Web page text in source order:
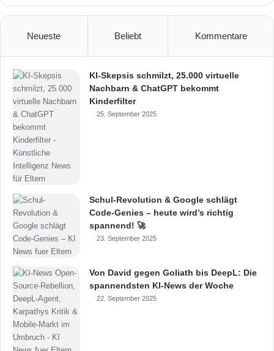
Neueste Beliebt Kommentare
KI-Skepsis schmilzt, 25.000 virtuelle
Nachbarn & ChatGPT bekommt
Kinderfilter
25. September 2025
Schul-Revolution & Google schlägt
Code-Genies – heute wird’s richtig
spannend! 🚀
23. September 2025
Von David gegen Goliath bis DeepL: Die
spannendsten KI-News der Woche
22. September 2025